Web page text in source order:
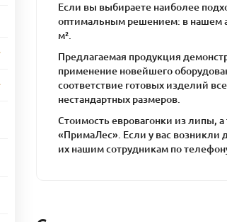
Если вы выбираете наиболее
оптимальным решением: в нашем
м².
Предлагаемая продукция
применение новейшего
соответствие готовых изделий
нестандартных размеров.
Стоимость евровагонки из липы,
«ПримаЛес». Если у вас возникли
их нашим сотрудникам по